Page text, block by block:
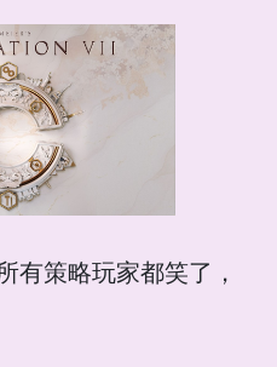
有策略玩家都笑了，